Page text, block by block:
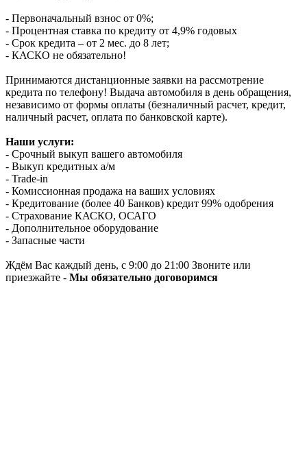
- Первоначальный взнос от 0%;
- Процентная ставка по кредиту от 4,9% годовых
- Срок кредита – от 2 мес. до 8 лет;
- КАСКО не обязательно!
Принимаются дистанционные заявки на рассмотрение
кредита по телефону! Выдача автомобиля в день обращения,
независимо от формы оплаты (безналичный расчет, кредит,
наличный расчет, оплата по банковской карте).
Наши услуги:
- Срочный выкуп вашего автомобиля
- Выкуп кредитных а/м
- Trade-in
- Комиссионная продажа на ваших условиях
- Кредитование (более 40 Банков) кредит 99% одобрения
- Страхование КАСКО, ОСАГО
- Дополнительное оборудование
- Запасные части
Ждём Вас каждый день, с 9:00 до 21:00 Звоните или
приезжайте - Мы обязательно договоримся